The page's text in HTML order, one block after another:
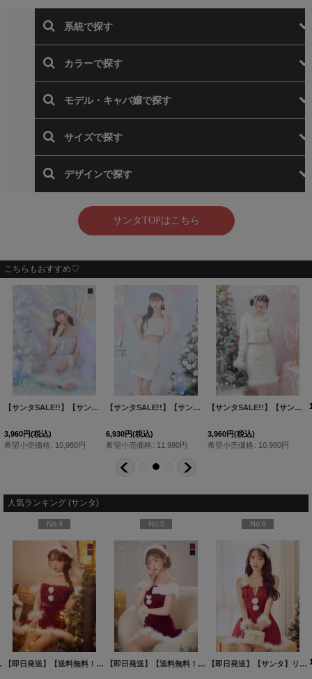
こちらもおすすめ♡
SS118YNdzwj-24NR-1 [SM093YN-23YM-1]
【サンタSALE!!】【サンタコス 4点セット】【S-Lサイズ/2カラー】チェーンモチーフフロントジップツイードフレアサンタコスプレ[HC02]
3,960円(税込)
希望小売価格 : 10,980円
【サンタSALE!!】【サンタコス 5点セット】【XS-Lサイズ/1カラー】ジャケット付きツイードセットアップサンタ[HC02]
6,930円(税込)
希望小売価格 : 11,980円
【サンタSALE!!】【サンタコス 3点セット】【XS-Lサイズ/2カラー】ロングスリーブツイードサンタコスプレ[HC02]
3,960円(税込)
希望小売価格 : 10,980円
人気ランキング (サンタ)
[SS-164-YN-dzw-
[ SS-
[HC03]三上悠亜着用
No.4
【即日発送】【送料無料！】【サンタ】チュールフリルオフショルセットアップサンタコスプレ【コスプレ6点セット】【XS-Lサイズ/2カラー】[HC03]三上悠亜着用
No.5
【即日発送】【送料無料！】【サンタ】オフショルファービジューマーメイドサンタコスプレ【コスプレ4点セット】【XS-Lサイズ/2カラー】[HC03]明日花キララ着用
No.6
【即日発送】【サンタ】リボンファーサンタコスプレ【コスプレ4点セット】【XS-XLサイズ/2カラー】[HC03]三上悠亜着用